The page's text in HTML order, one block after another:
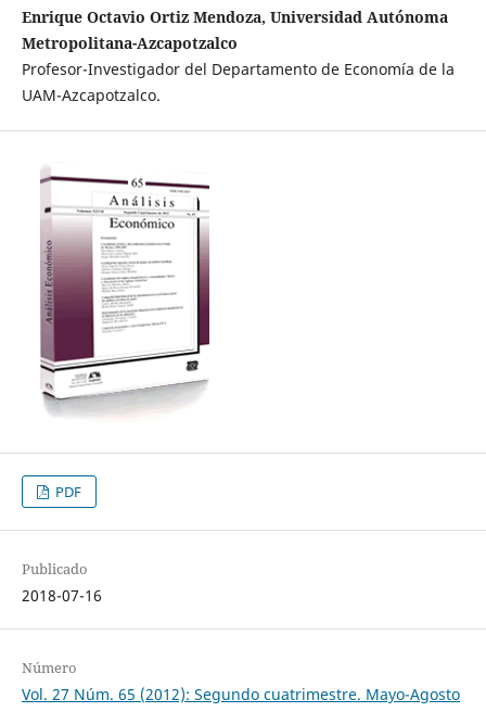
Enrique Octavio Ortiz Mendoza, Universidad Autónoma
Metropolitana-Azcapotzalco
Profesor-Investigador del Departamento de Economía de la
UAM-Azcapotzalco.
PDF
Publicado
2018-07-16
Número
Vol. 27 Núm. 65 (2012): Segundo cuatrimestre. Mayo-Agosto